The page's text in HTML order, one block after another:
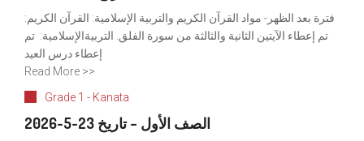
فترة بعد الظهر- مواد القرآن الكريم والتربية الإسلامية: القرآن الكريم:
تم إعطاء الآيتين الثانية والثالثة من سورة الفلق. التربيةالإسلامية: تم
إعطاء درس العيد
Read More >>
Grade 1 - Kanata
الصف الأول – تاريخ 23-5-2026